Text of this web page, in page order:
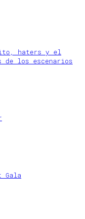
haters y el
de los escenarios
Gala